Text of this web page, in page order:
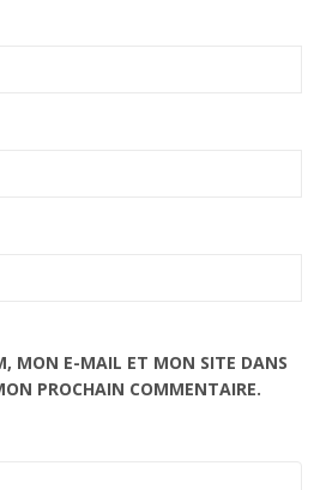
MON E-MAIL ET MON SITE DANS
PROCHAIN COMMENTAIRE.